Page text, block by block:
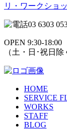
リ・ワークショ
03 6303
OPEN 9:30-18:00
（土・日･祝日除
HOME
SERVICE
WORKS
STAFF
BLOG